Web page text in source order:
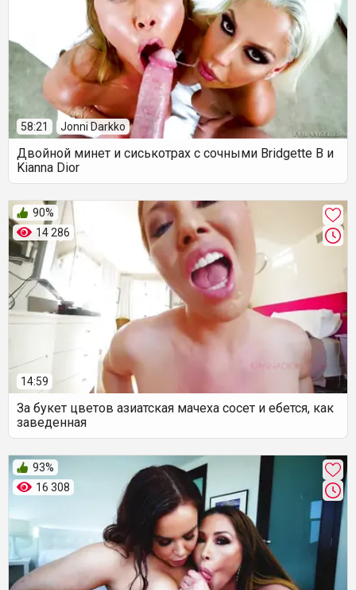
58:21 Jonni Darkko
Двойной минет и сиськотрах с сочными Bridgette B и
Kianna Dior
14 286
90%
14:59
За букет цветов азиатская мачеха сосет и ебется, как
заведенная
16 308
93%